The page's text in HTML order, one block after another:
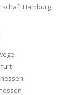
Hamburg